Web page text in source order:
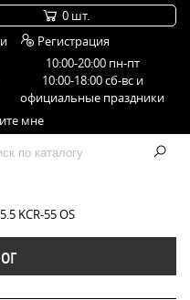
10:00-20:00 пн-пт
10:00-18:00 сб-вс и
официальные праздники
мне
0 шт.
Регистрация
KCR-55 OS